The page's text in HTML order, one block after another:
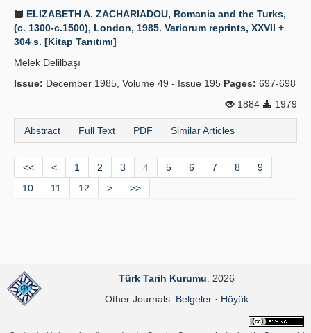
ELIZABETH A. ZACHARIADOU, Romania and the Turks,
(c. 1300-c.1500), London, 1985. Variorum reprints, XXVII +
304 s. [Kitap Tanıtımı]
Melek Delilbaşı
Issue: December 1985, Volume 49 - Issue 195 Pages: 697-698
1884
1979
Abstract Full Text PDF Similar Articles
<< < 1 2 3 4 5 6 7 8
9
10
11 12 > >>
Türk Tarih Kurumu . 2026
Other Journals: Belgeler· Höyük